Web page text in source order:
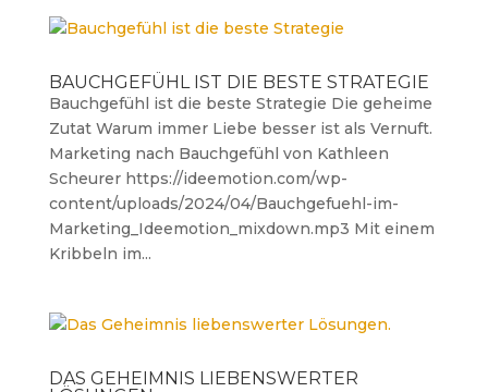
BAUCHGEFÜHL IST DIE BESTE STRATEGIE
Bauchgefühl ist die beste Strategie Die geheime
Zutat Warum immer Liebe besser ist als Vernuft.
Marketing nach Bauchgefühl von Kathleen
Scheurer https://ideemotion.com/wp-
content/uploads/2024/04/Bauchgefuehl-im-
Marketing_Ideemotion_mixdown.mp3 Mit einem
Kribbeln im...
DAS GEHEIMNIS LIEBENSWERTER